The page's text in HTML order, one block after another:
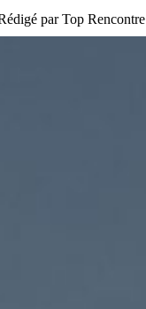
par Top Rencontre